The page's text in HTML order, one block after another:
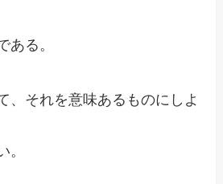
ある。
、それを意味あるものにしよ
。